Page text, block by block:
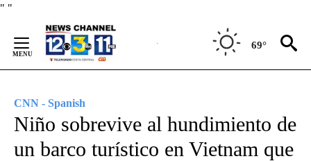
" "
Content
69°
CNN - Spanish
Niño sobrevive al hundimiento de
un barco turístico en Vietnam que